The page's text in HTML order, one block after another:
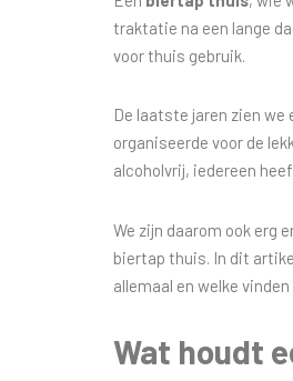
traktatie na een lange
voor thuis gebruik.
De laatste jaren zien we
organiseerde voor de
alcoholvrij, iedereen
We zijn daarom ook erg
biertap thuis. In dit
allemaal en welke
Wat houdt